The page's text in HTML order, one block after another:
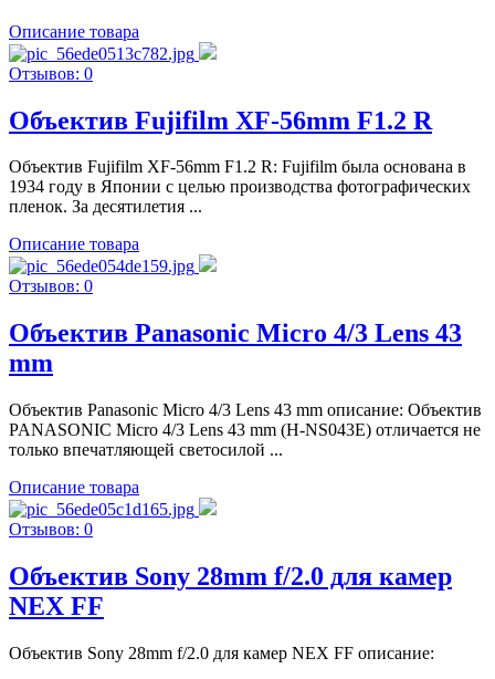
Описание товара
Отзывов: 0
Объектив Fujifilm XF-56mm F1.2 R
Объектив Fujifilm XF-56mm F1.2 R: Fujifilm была основана в
1934 году в Японии с целью производства фотографических
пленок. За десятилетия ...
Описание товара
Отзывов: 0
Объектив Panasonic Micro 4/3 Lens 43
mm
Объектив Panasonic Micro 4/3 Lens 43 mm описание: Объектив
PANASONIC Micro 4/3 Lens 43 mm (H-NS043E) отличается не
только впечатляющей светосилой ...
Описание товара
Отзывов: 0
Объектив Sony 28mm f/2.0 для камер
NEX FF
Объектив Sony 28mm f/2.0 для камер NEX FF описание: